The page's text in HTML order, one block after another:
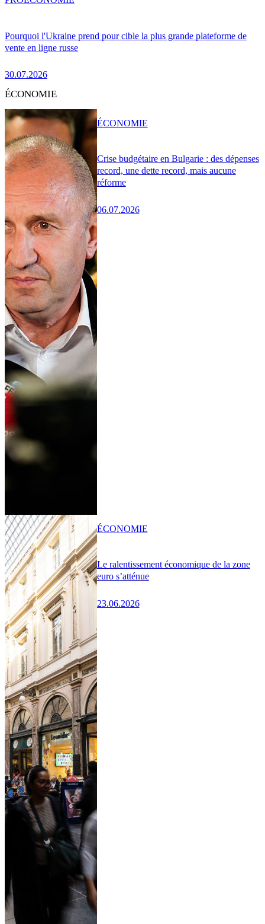
Pourquoi l'Ukraine prend pour cible la plus grande plateforme de
vente en ligne russe
30.07.2026
ÉCONOMIE
Crise budgétaire en Bulgarie : des dépenses
record, une dette record, mais aucune
réforme
06.07.2026
ÉCONOMIE
Le ralentissement économique de la zone
euro s’atténue
23.06.2026
ÉCONOMIE